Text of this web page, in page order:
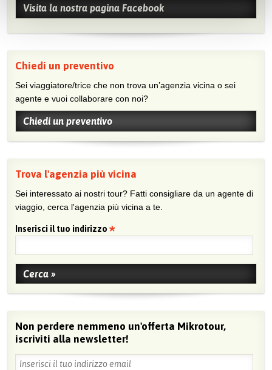
Visita la nostra pagina Facebook
Chiedi un preventivo
Sei viaggiatore/trice che non trova un’agenzia vicina o sei
agente e vuoi collaborare con noi?
Chiedi un preventivo
Trova l'agenzia più vicina
Sei interessato ai nostri tour? Fatti consigliare da un agente di
viaggio, cerca l'agenzia più vicina a te.
Inserisci il tuo indirizzo
Non perdere nemmeno un'offerta Mikrotour,
iscriviti alla newsletter!